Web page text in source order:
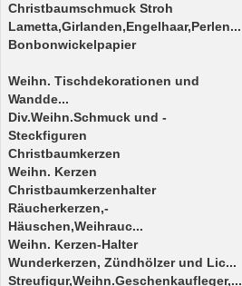
Christbaumschmuck Stroh
Lametta,Girlanden,Engelhaar,Perlen...
Bonbonwickelpapier
Weihn. Tischdekorationen und
Wandde...
Div.Weihn.Schmuck und -
Steckfiguren
Christbaumkerzen
Weihn. Kerzen
Christbaumkerzenhalter
Räucherkerzen,-
Häuschen,Weihrauc...
Weihn. Kerzen-Halter
Wunderkerzen, Zündhölzer und Lic...
Streufigur,Weihn.Geschenkaufleger,...